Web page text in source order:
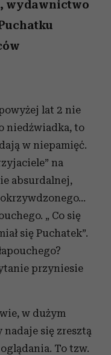
wydawnictwo
lat 2 nie
niedźwiadka, to
w niepamięć.
na
absurdalnej,
„ Co się
się Puchatek”.
przyniesie
w dużym
się zresztą
To tzw.